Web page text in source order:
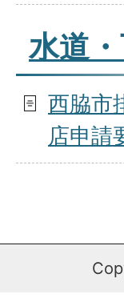
水道
西脇市
店申請